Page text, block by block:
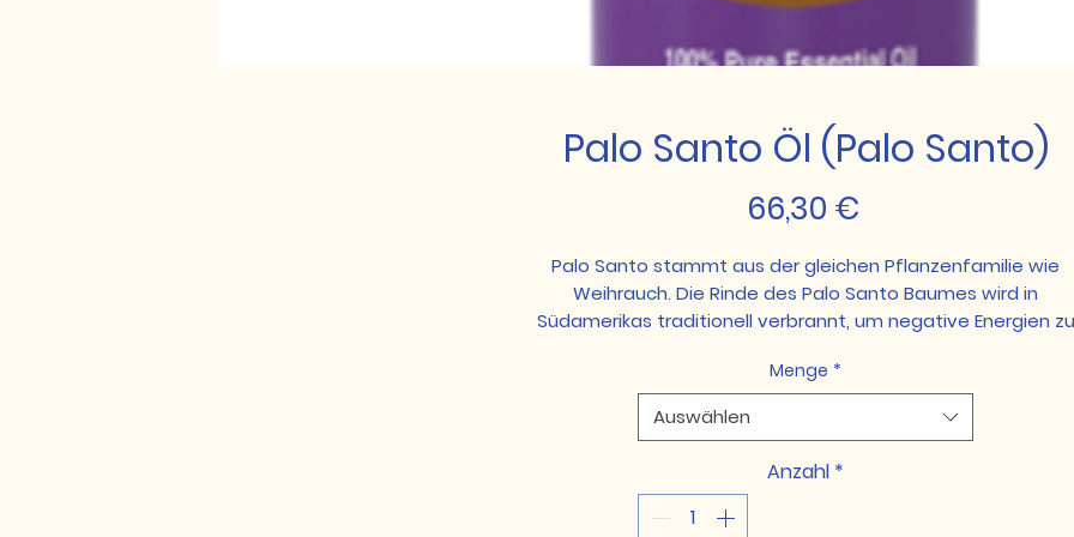
Palo Santo Öl (Palo Santo)
66,30 €Preis
Palo Santo stammt aus der gleichen Pflanzenfamilie wie
Weihrauch. Die Rinde des Palo Santo Baumes wird in
Südamerikas traditionell verbrannt, um negative Energien zu
Flasche inhaliert werden, um eine spirituelle Verbindung beim
reflektiert, wie hoch dieses Öl geschätzt wird. Palo Santo
bedeutet „heiliges Holz.“
Anwendungsempfehlung
Menge *
Auswählen
Anzahl *